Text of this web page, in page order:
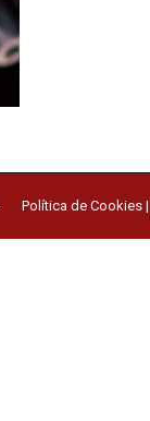
Política de Cookies |